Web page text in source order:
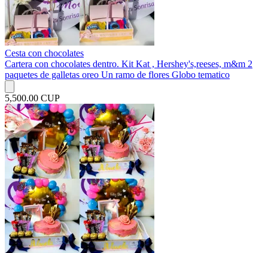
Cesta con chocolates
Cartera con chocolates dentro. Kit Kat , Hershey's,reeses, m&m 2
paquetes de galletas oreo Un ramo de flores Globo tematico
5,500.00 CUP